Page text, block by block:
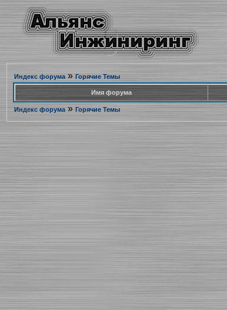
Индекс форума» Горячие Темы
Имя форума
Индекс форума» Горячие Темы